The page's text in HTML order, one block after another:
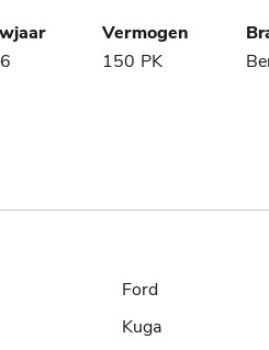
Vermogen
150 PK
Ford
Kuga